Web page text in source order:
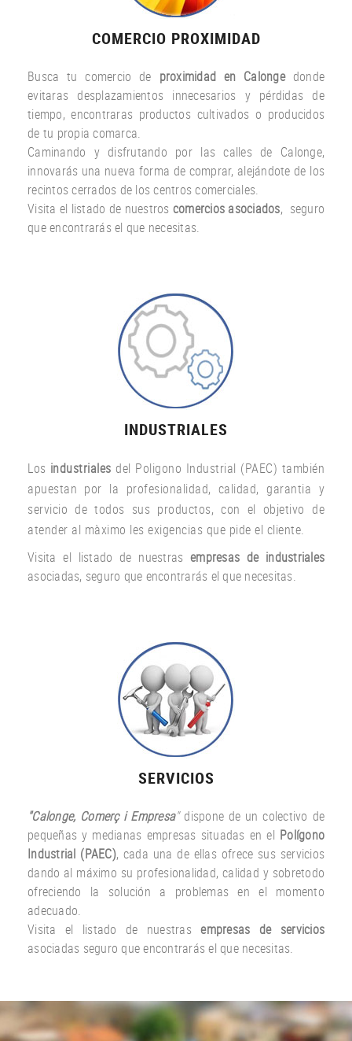
COMERCIO PROXIMIDAD
Busca tu comercio de proximidad en Calongedonde
evitaras desplazamientos innecesarios y pérdidas de
tiempo, encontraras productos cultivados o producidos
de tu propia comarca.
Caminando y disfrutando por las calles de Calonge,
innovarás una nueva forma de comprar, alejándote de los
recintos cerrados de los centros comerciales.
Visita el listado de nuestros comercios asociados, seguro
que encontrarás el que necesitas.
INDUSTRIALES
Los industriales del Poligono Industrial (PAEC) también
apuestan por la profesionalidad, calidad, garantia y
servicio de todos sus productos, con el objetivo de
atender al màximo les exigencias que pide el cliente.
Visita el listado de nuestras empresas de industriales
asociadas, seguro que encontrarás el que necesitas.
SERVICIOS
"Calonge, Comerç i Empresa"dispone de un colectivo de
pequeñas y medianas empresas situadas en el Polígono
Industrial (PAEC), cada una de ellas ofrece sus servicios
dando al máximo su profesionalidad, calidad y sobretodo
ofreciendo la solución a problemas en el momento
adecuado.
Visita el listado de nuestrasempresas de servicios
asociadas seguro que encontrarás el que necesitas.